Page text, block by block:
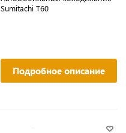
Sumitachi T60
Подробное описание